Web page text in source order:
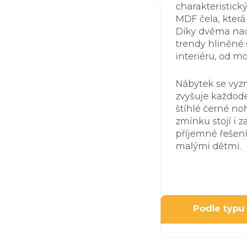
MDF čela,
Díky dvěma
trendy hliněné
interiéru, od
Nábytek se
zvyšuje
štíhlé černé
zmínku stojí i
příjemné
malými dětmi.
Podle typu